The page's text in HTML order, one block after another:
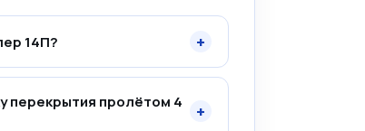
14П? +
перекрытия пролётом 4
+